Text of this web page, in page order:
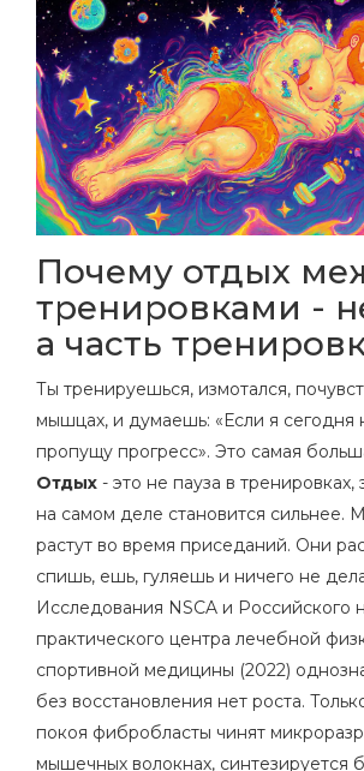
Почему отдых
тренировками -
а часть
Ты тренируешься, измотался,
мышцах, и думаешь: «Если я сегодня
пропущу прогресс». Это самая
Отдых - это не пауза в тренировках,
на самом деле становится сильнее.
растут во время приседаний. Они
спишь, ешь, гуляешь и ничего не
Исследования NSCA и Российского
практического центра лечебной
спортивной медицины (2022)
без восстановления нет роста.
покоя фибробласты чинят
мышечных волокнах, синтезируется